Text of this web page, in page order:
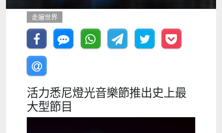
走遍世界
活力悉尼燈光音樂節推出史上最
大型節目